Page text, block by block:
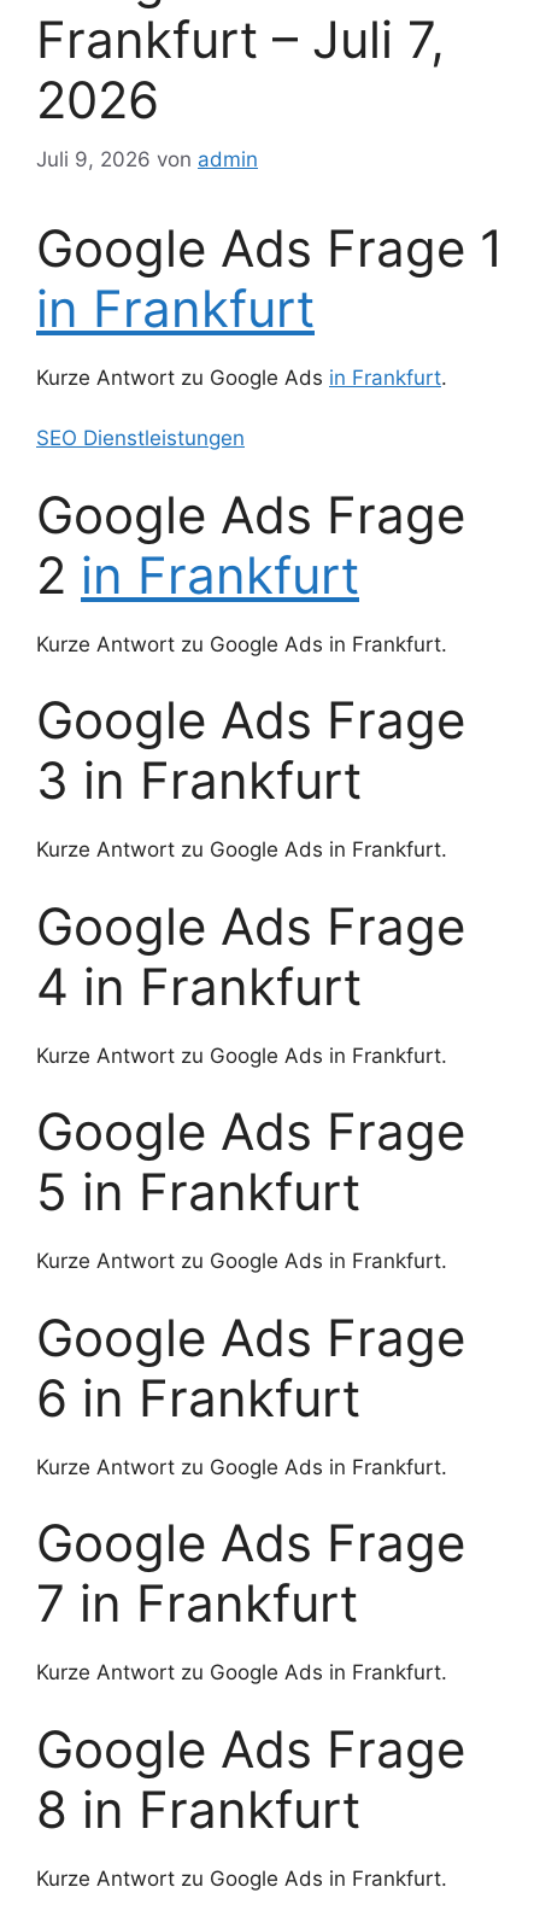
Frankfurt – Juli 7,
2026
Juli 9, 2026 von admin
Google Ads Frage 1
in Frankfurt
Kurze Antwort zu Google Ads in Frankfurt.
SEO Dienstleistungen
Google Ads Frage
2 in Frankfurt
Kurze Antwort zu Google Ads in Frankfurt.
Google Ads Frage
3 in Frankfurt
Kurze Antwort zu Google Ads in Frankfurt.
Google Ads Frage
4 in Frankfurt
Kurze Antwort zu Google Ads in Frankfurt.
Google Ads Frage
5 in Frankfurt
Kurze Antwort zu Google Ads in Frankfurt.
Google Ads Frage
6 in Frankfurt
Kurze Antwort zu Google Ads in Frankfurt.
Google Ads Frage
7 in Frankfurt
Kurze Antwort zu Google Ads in Frankfurt.
Google Ads Frage
8 in Frankfurt
Kurze Antwort zu Google Ads in Frankfurt.